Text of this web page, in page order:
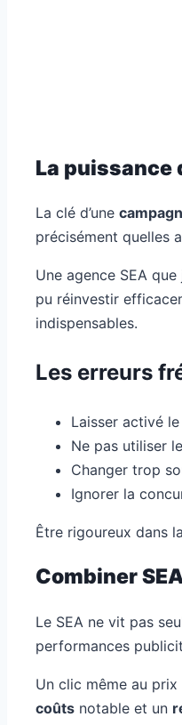
La puissance
La clé d’une
précisément quelles
Une agence SEA
pu réinvestir
indispensables.
Les erreurs
Laisser activé
Ne pas utiliser
Changer trop
Ignorer la
Être rigoureux dans
Combiner
Le SEA ne vit pas
performances
Un clic même au
coûts notable et un